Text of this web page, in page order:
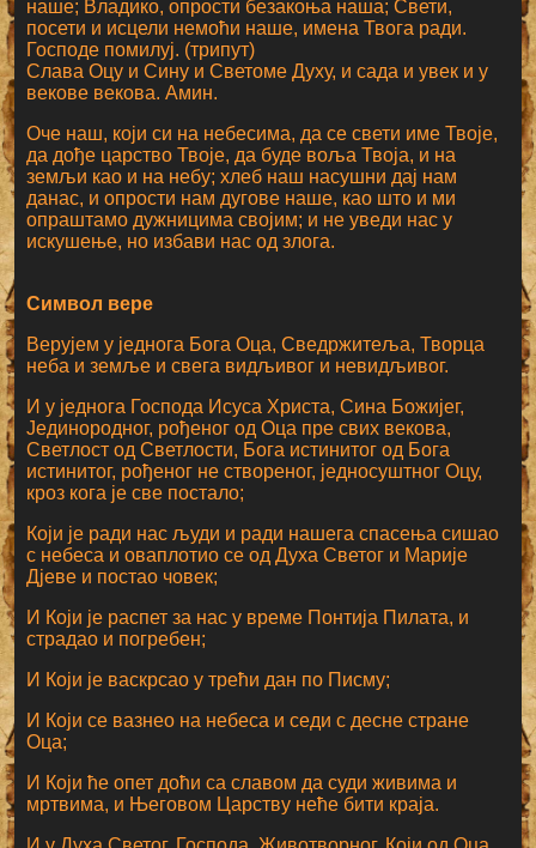
наше; Владико, опрости безакоња наша; Свети,
посети и исцели немоћи наше, имена Твога ради.
Господе помилуј. (трипут)
Слава Оцу и Сину и Светоме Духу, и сада и увек и у
векове векова. Амин.
Оче наш, који си на небесима, да се свети име Твоје,
да дође царство Твоје, да буде воља Твоја, и на
земљи као и на небу; хлеб наш насушни дај нам
данас, и опрости нам дугове наше, као што и ми
опраштамо дужницима својим; и не уведи нас у
искушење, но избави нас од злога.
Символ вере
Верујем у једнога Бога Оца, Сведржитеља, Творца
неба и земље и свега видљивог и невидљивог.
И у једнога Господа Исуса Христа, Сина Божијег,
Јединородног, рођеног од Оца пре свих векова,
Светлост од Светлости, Бога истинитог од Бога
истинитог, рођеног не створеног, једносуштног Оцу,
кроз кога је све постало;
Који је ради нас људи и ради нашега спасења сишао
с небеса и оваплотио се од Духа Светог и Марије
Дјеве и постао човек;
И Који је распет за нас у време Понтија Пилата, и
страдао и погребен;
И Који је васкрсао у трећи дан по Писму;
И Који се вазнео на небеса и седи с десне стране
Оца;
И Који ће опет доћи са славом да суди живима и
мртвима, и Његовом Царству неће бити краја.